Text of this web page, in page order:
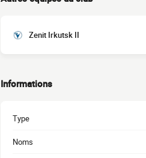
Zenit Irkutsk II
Informations
Type
Noms